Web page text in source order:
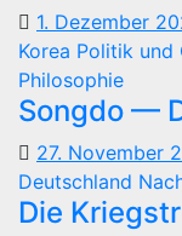
1. Dezember
Korea Politik und
Philosophie
Songdo —
27. November
Deutschland
Die